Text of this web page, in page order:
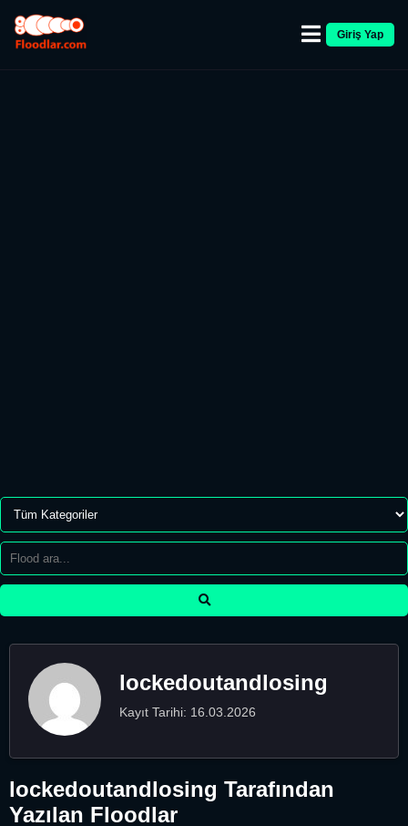
Giriş Yap
lockedoutandlosing
Kayıt Tarihi: 16.03.2026
lockedoutandlosing Tarafından
Yazılan Floodlar